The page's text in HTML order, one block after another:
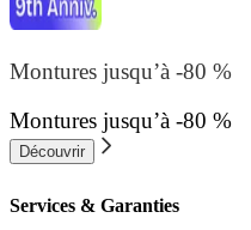
Montures jusqu’à -80 %
Montures jusqu’à -80 %
Découvrir
Services & Garanties